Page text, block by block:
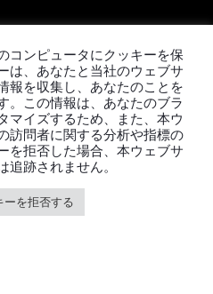
エコシステム
移行ツール
TiKV
TiSpark
OSS Insight
コンピュータにクッキーを保
は、あなたと当社のウェブサ
報を収集し、あなたのことを
。この情報は、あなたのブラ
マイズするため、また、本ウ
訪問者に関する分析や指標の
を拒否した場合、本ウェブサ
追跡されません。
ーを拒否する